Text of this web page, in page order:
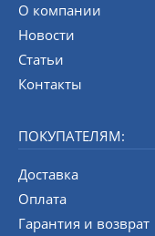
О компании
Новости
Статьи
Контакты
ПОКУПАТЕЛЯМ:
Доставка
Оплата
Гарантия и возврат